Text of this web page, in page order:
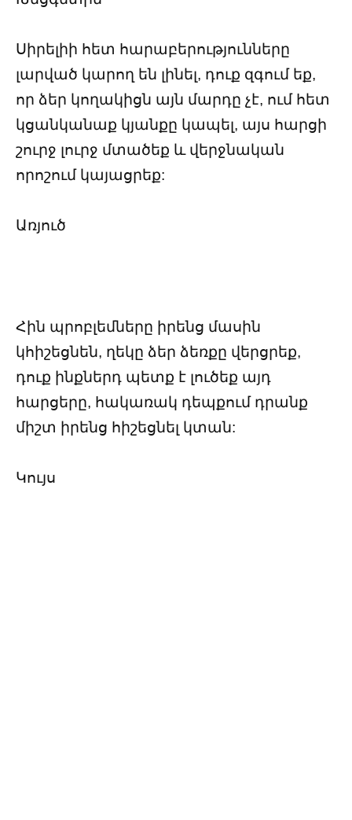
Սիրելիի հետ հարաբերությունները
լարված կարող են լինել, դուք զգում եք,
որ ձեր կողակիցն այն մարդը չէ, ում հետ
կցանկանաք կյանքը կապել, այս հարցի
շուրջ լուրջ մտածեք և վերջնական
որոշում կայացրեք:
Առյուծ
Հին պրոբլեմները իրենց մասին
կհիշեցնեն, ղեկը ձեր ձեռքը վերցրեք,
դուք ինքներդ պետք է լուծեք այդ
հարցերը, հակառակ դեպքում դրանք
միշտ իրենց հիշեցնել կտան:
Կույս